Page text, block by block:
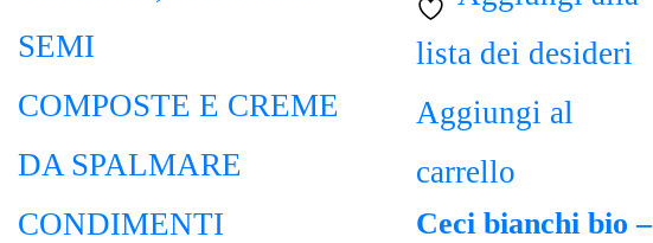
lista dei desideri
Aggiungi al
carrello
Ceci bianchi bio –
SEMI
COMPOSTE E CREME
DA SPALMARE
CONDIMENTI